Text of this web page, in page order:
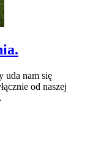
uda nam się
od naszej